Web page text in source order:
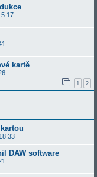
kartě
1 2
DAW software